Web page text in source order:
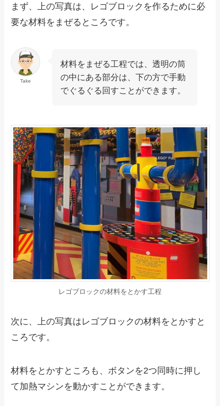
まず、上の写真は、レゴブロックを作るために必
要な材料をまぜるところです。
Take
材料をまぜる工程では、透明の筒
の中にある部分は、下の方で手動
でぐるぐる回すことができます。
レゴブロックの材料をとかす工程
次に、上の写真はレゴブロックの材料をとかすと
ころです。
材料をとかすところも、ボタンを2つ同時に押し
て加熱マシンを動かすことができます。